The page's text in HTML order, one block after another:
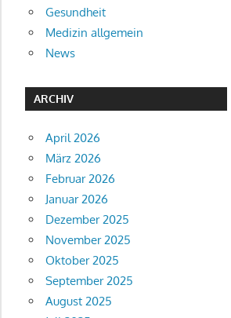
Gesundheit
Medizin allgemein
News
ARCHIV
April 2026
März 2026
Februar 2026
Januar 2026
Dezember 2025
November 2025
Oktober 2025
September 2025
August 2025